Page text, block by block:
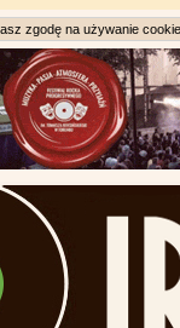
zgodę na używanie